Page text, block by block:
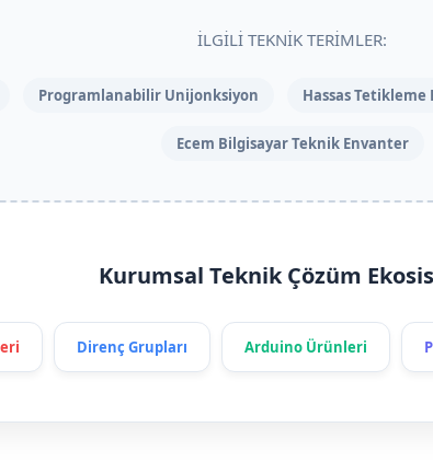
İLGILI TEKNIK TERIMLER:
Programlanabilir Unijonksiyon Hassas Tetikleme
Ecem Bilgisayar Teknik Envanter
Kurumsal Teknik Çözüm
Direnç Grupları Arduino Ürünleri